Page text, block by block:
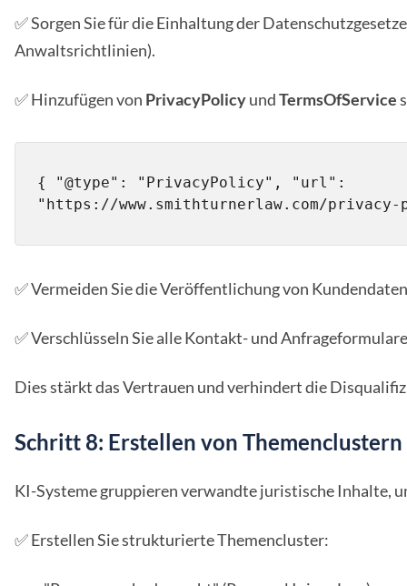
✅ Sorgen Sie für die Einhaltung der
Anwaltsrichtlinien).
✅ Hinzufügen von PrivacyPolicyundTermsOfService
{ "@type": "PrivacyPolicy", "url":
"https://www.smithturnerlaw.com/
✅ Vermeiden Sie die Veröffentlichung von
✅ Verschlüsseln Sie alle Kontakt- und
Dies stärkt das Vertrauen und verhindert die
Schritt 8: Erstellen von
KI-Systeme gruppieren verwandte juristische Inhalte,
✅ Erstellen Sie strukturierte Themencluster: